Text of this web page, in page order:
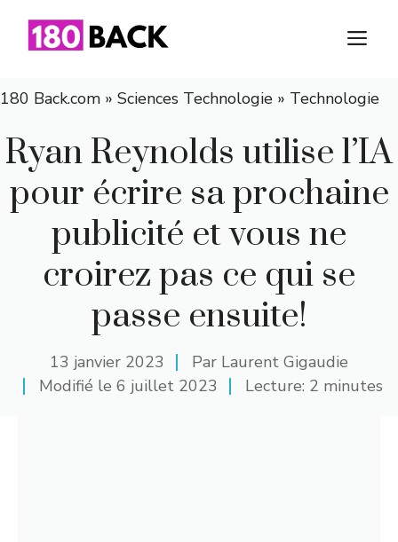
180 Back.com » Sciences Technologie » Technologie
Ryan Reynolds utilise l’IA
pour écrire sa prochaine
publicité et vous ne
croirez pas ce qui se
passe ensuite!
13 janvier 2023 Par Laurent Gigaudie
Modifié le 6 juillet 2023 Lecture: 2 minutes